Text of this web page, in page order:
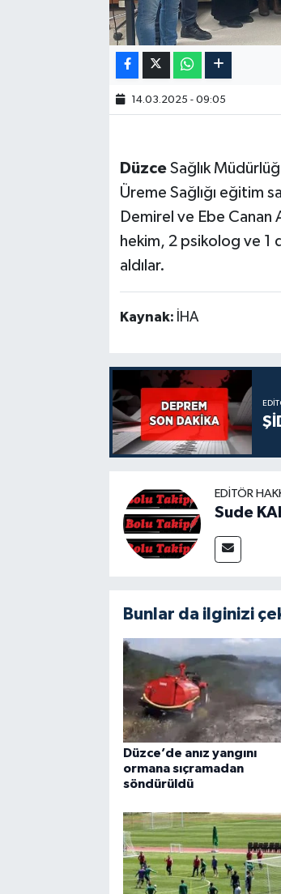
14.03.2025 - 09:05
DüzceSağlık
Üreme Sağlığı eğitim
Demirel ve Ebe Canan
hekim, 2 psikolog ve 1
aldılar.
Kaynak: İHA
EDITÖR
Sude
Bunlar da ilginizi
Düzce’de anız yangını
ormana sıçramadan
söndürüldü